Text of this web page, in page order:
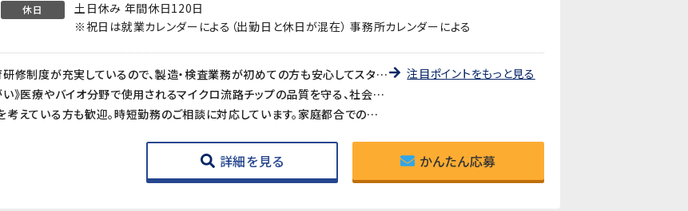
休日
土日休み 年間休日120日
※祝日は就業カレンダーによる（出勤日と休日が混在） 事務所カレンダーによる
《未経験歓迎・先輩が丁寧に教えます》教育研修制度が充実しているので、製造・検査業務が初めての方も安心してスタートできます。アットホームな職場で長く働きやすい環境です。
《医療・バイオ分野の製品に携われるやりがい》医療やバイオ分野で使用されるマイクロ流路チップの品質を守る、社会に貢献できるお仕事です。クリーンルームでの作業で清潔な環境が保たれています。
《時短勤務も相談可》家庭や育児との両立を考えている方も歓迎。時短勤務のご相談に対応しています。家庭都合での休みも取りやすい職場です。
注目ポイントをもっと見る
詳細を見る かんたん応募